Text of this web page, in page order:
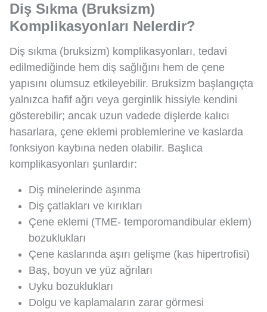
Diş Sıkma (Bruksizm)
Komplikasyonları Nelerdir?
Diş sıkma (bruksizm) komplikasyonları, tedavi
edilmediğinde hem diş sağlığını hem de çene
yapısını olumsuz etkileyebilir. Bruksizm başlangıçta
yalnızca hafif ağrı veya gerginlik hissiyle kendini
gösterebilir; ancak uzun vadede dişlerde kalıcı
hasarlara, çene eklemi problemlerine ve kaslarda
fonksiyon kaybına neden olabilir. Başlıca
komplikasyonları şunlardır:
Diş minelerinde aşınma
Diş çatlakları ve kırıkları
Çene eklemi (TME- temporomandibular eklem)
bozuklukları
Çene kaslarında aşırı gelişme (kas hipertrofisi)
Baş, boyun ve yüz ağrıları
Uyku bozuklukları
Dolgu ve kaplamaların zarar görmesi